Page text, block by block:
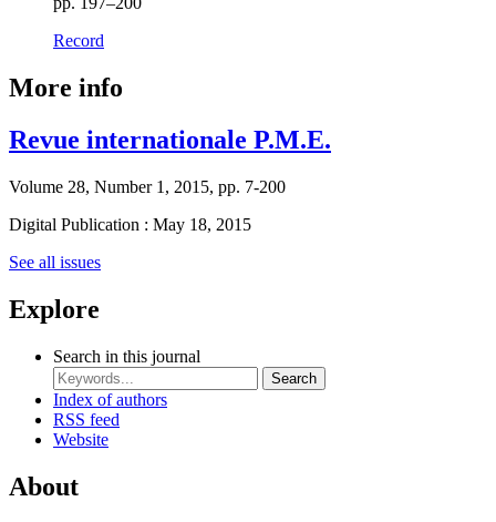
Record
More info
Revue internationale P.M.E.
Volume 28, Number 1, 2015, pp. 7-200
Digital Publication : May 18, 2015
See all issues
Explore
Search in this journal
Search
Index of authors
RSS feed
Website
About